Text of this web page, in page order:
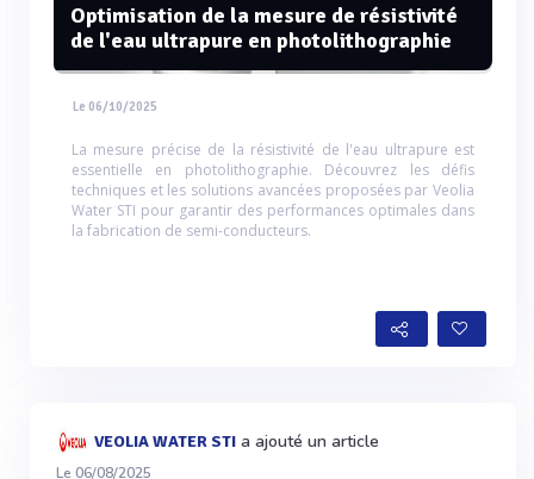
Optimisation de la mesure de résistivité
de l'eau ultrapure en photolithographie
Le 06/10/2025
La mesure précise de la résistivité de l'eau ultrapure est
essentielle en photolithographie. Découvrez les défis
techniques et les solutions avancées proposées par Veolia
Water STI pour garantir des performances optimales dans
la fabrication de semi-conducteurs.
VEOLIA WATER STI a ajouté un article
Le 06/08/2025